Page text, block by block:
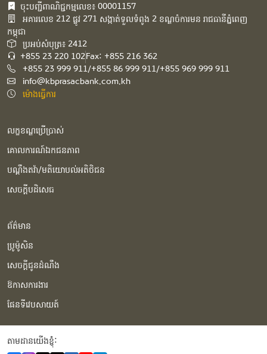
ចុះបញ្ជីពាណិជ្ជកម្មលេខ៖ 00001157
អគារ​លេខ​ 212 ផ្លូវ 271 សង្កាត់ទួលទំពូង 2 ខណ្ឌចំការមន រាជធានីភ្នំពេញ
កម្ពុជា​
ប្រអប់សំបុត្រ៖ 2412
+855 23 220 102Fax: +855 216 362
+855 23 999 911/+855 86 999 911/+855 969 999 911
info@kbprasacbank.com.kh
ម៉ោងធ្វើការ
លក្ខខណ្ឌប្រើប្រាស់
គោលការណ៍ឯកជនភាព
បណ្ដឹងតវ៉ា/មតិយោបល់អតិថិជន
សេចក្ដីបដិសេធ
ព័ត៌មាន
ប្រូម៉ូសិន
សេចក្ដីជូនដំណឹង
ឱកាសការងារ
ផែនទីវេបសាយត៍
តាមដានយើងខ្ញុំំ: